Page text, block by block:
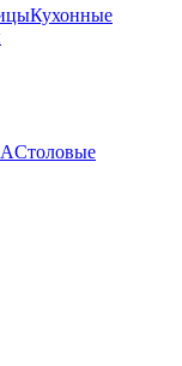
Кухонные
Столовые